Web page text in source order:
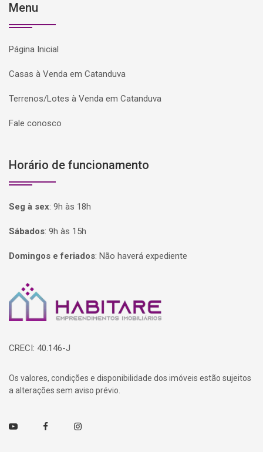
Menu
Página Inicial
Casas à Venda em Catanduva
Terrenos/Lotes à Venda em Catanduva
Fale conosco
Horário de funcionamento
Seg à sex: 9h às 18h
Sábados: 9h às 15h
Domingos e feriados: Não haverá expediente
Página inicial
CRECI: 40.146-J
Os valores, condições e disponibilidade dos imóveis estão sujeitos
a alterações sem aviso prévio.
Youtube FacebookInstagram